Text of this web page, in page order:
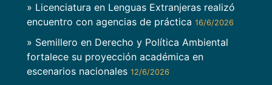
» Licenciatura en Lenguas Extranjeras realizó
encuentro con agencias de práctica 16/6/2026
» Semillero en Derecho y Política Ambiental
fortalece su proyección académica en
escenarios nacionales 12/6/2026